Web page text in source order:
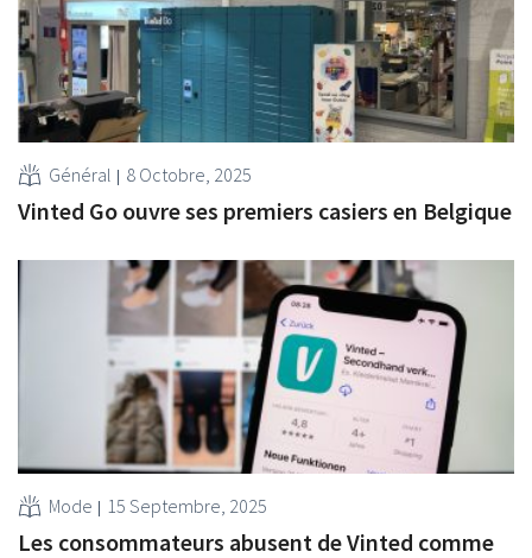
Général 8 Octobre, 2025
Vinted Go ouvre ses premiers casiers en Belgique
Mode 15 Septembre, 2025
Les consommateurs abusent de Vinted comme